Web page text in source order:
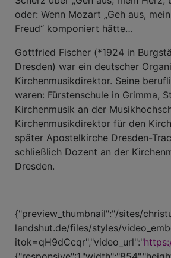
oder: Wenn Mozart „Geh aus,
Freud“ komponiert hätte…
Gottfried Fischer (*1924 in
Dresden) war ein deutscher
Kirchenmusikdirektor. Seine
waren: Fürstenschule in Grimma,
Kirchenmusik an der
Kirchenmusikdirektor für den
später Apostelkirche Dresden-
schließlich Dozent an der
Dresden.
{"preview_thumbnail":"/sites/
landshut.de/files/styles/
itok=qH9dCcqr","video_url":"